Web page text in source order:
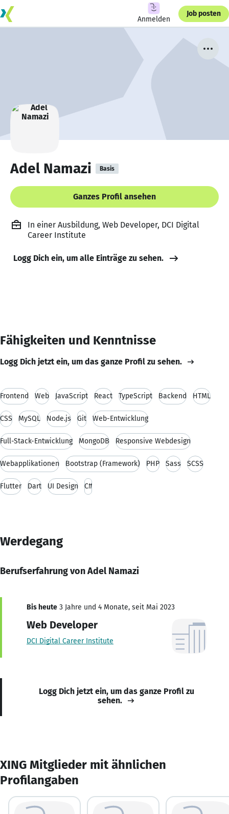
Anmelden
Job posten
Adel Namazi Basis
Ganzes Profil ansehen
In einer Ausbildung, Web Developer, DCI Digital
Career Institute
Logg Dich ein, um alle Einträge zu sehen.
Fähigkeiten und Kenntnisse
Logg Dich jetzt ein, um das ganze Profil zu sehen.
Frontend Web JavaScript React TypeScript Backend HTML
CSS MySQL Node.js Git Web-Entwicklung
Full-Stack-Entwicklung MongoDB Responsive Webdesign
Webapplikationen Bootstrap (Framework) PHP Sass SCSS
Flutter Dart UI Design C#
Werdegang
Berufserfahrung von Adel Namazi
Bis heute 3 Jahre und 4 Monate, seit Mai 2023
Web Developer
DCI Digital Career Institute
Logg Dich jetzt ein, um das ganze Profil zu
sehen.
XING Mitglieder mit ähnlichen
Profilangaben